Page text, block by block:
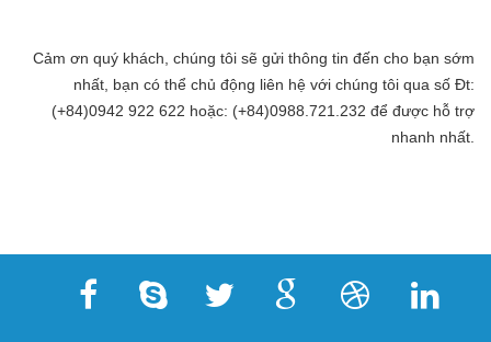
Cảm ơn quý khách, chúng tôi sẽ gửi thông tin đến cho bạn sớm
nhất, bạn có thể chủ động liên hệ với chúng tôi qua số Đt:
(+84)0942 922 622 hoặc: (+84)0988.721.232 để được hỗ trợ
nhanh nhất.